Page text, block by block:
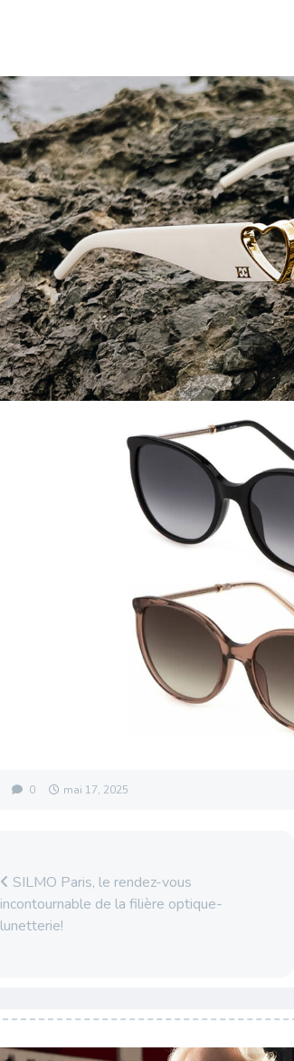
0 mai 17, 2025
SILMO Paris, le rendez-vous
incontournable de la filière optique-
lunetterie!